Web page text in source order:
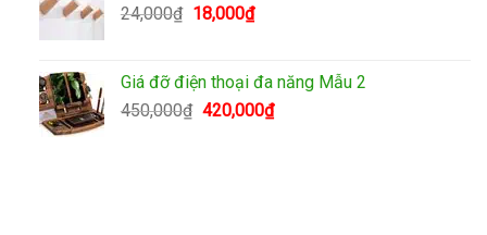
24,000₫ Giá
24,000₫.
18,000₫Giá
là:
18,000₫.
Giá đỡ điện thoại đa năng Mẫu 2
450,000₫ Giá
420,000₫Giá